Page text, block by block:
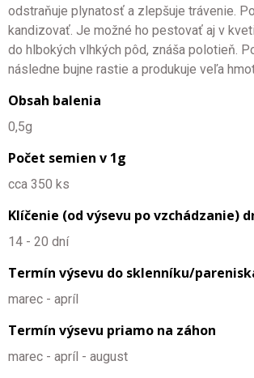
odstraňuje plynatosť a zlepšuje trávenie.
kandizovať. Je možné ho pestovať aj v
do hlbokých vlhkých pôd, znáša polotieň.
následne bujne rastie a produkuje veľa
Obsah balenia
0,5g
Počet semien v 1g
cca 350 ks
Klíčenie (od výsevu po vzchádzanie)
14 - 20 dní
Termín výsevu do sklenníku/
marec - apríl
Termín výsevu priamo na záhon
marec - apríl - august